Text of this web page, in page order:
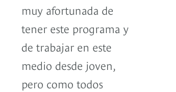
muy afortunada de
tener este programa y
de trabajar en este
medio desde joven,
pero como todos